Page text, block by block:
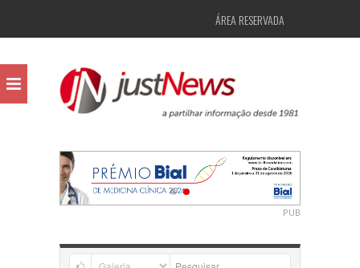
ÁREA RESERVADA
PUB